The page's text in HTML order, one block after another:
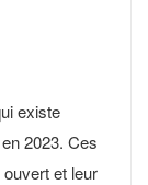
existe
2023. Ces
et leur